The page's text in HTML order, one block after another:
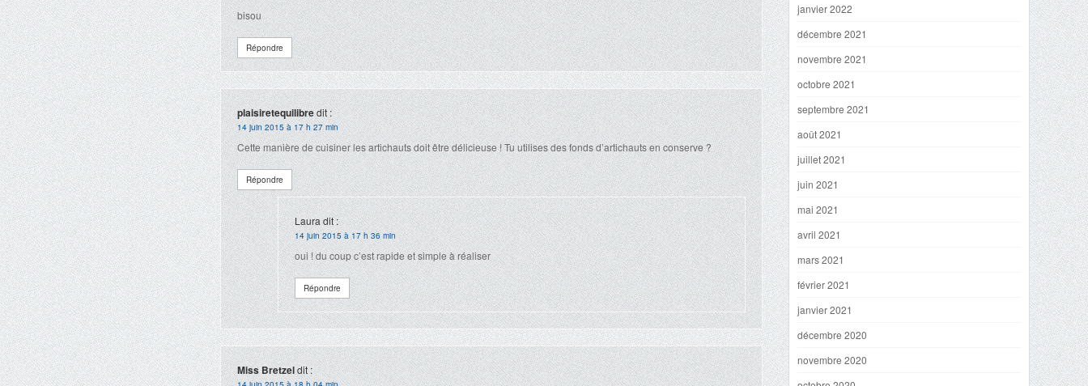
bisou
Répondre
plaisiretequilibredit :
14 juin 2015 à 17 h 27 min
Cette manière de cuisiner les artichauts doit être délicieuse ! Tu utilises des fonds d’artichauts en conserve ?
Répondre
Laura dit :
14 juin 2015 à 17 h 36 min
oui ! du coup c’est rapide et simple à réaliser
Répondre
Miss Bretzeldit :
janvier 2022
décembre 2021
novembre 2021
octobre 2021
septembre 2021
août 2021
juillet 2021
juin 2021
mai 2021
avril 2021
mars 2021
février 2021
janvier 2021
décembre 2020
novembre 2020